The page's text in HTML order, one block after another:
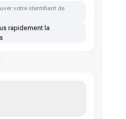
votre identifiant de
rapidement la